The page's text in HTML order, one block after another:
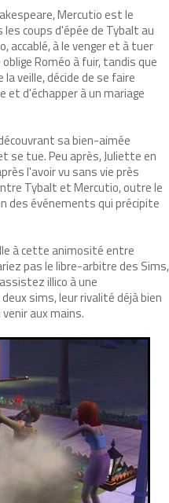
Mercutio est le
coups d'épée de Tybalt au
accablé, à le venger et à tuer
Roméo à fuir, tandis que
veille, décide de se faire
et d'échapper à un mariage
sa bien-aimée
se tue. Peu après, Juliette en
l'avoir vu sans vie près
Tybalt et Mercutio, outre le
des événements qui précipite
à cette animosité entre
pas le libre-arbitre des Sims,
illico à une
sims, leur rivalité déjà bien
aux mains.